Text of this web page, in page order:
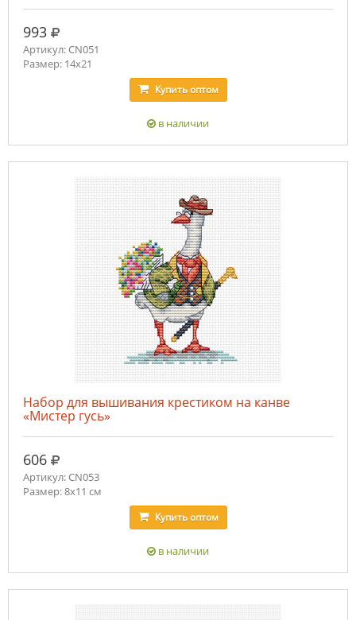
993 руб.
Артикул: CN051
Размер: 14x21
Купитьоптом
в наличии
Набор для вышивания крестиком на канве
«Мистер гусь»
606 руб.
Артикул: CN053
Размер: 8х11 см
Купитьоптом
в наличии